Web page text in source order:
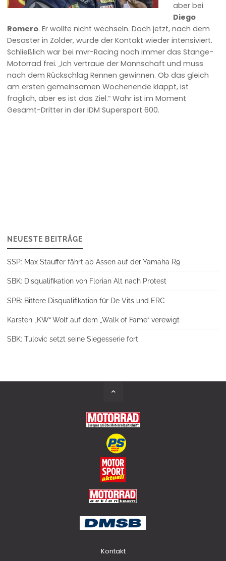
aber bei
Diego
Romero. Er wollte nicht wechseln. Doch jetzt, nach dem
Desaster in Zolder, wurde der Kontakt wieder intensiviert.
Schließlich war bei mvr-Racing noch immer das Stange-
Motorrad frei. „Ich vertraue der Mannschaft und muss
nach dem Rückschlag Rennen gewinnen. Ob das gleich
am ersten gemeinsamen Wochenende klappt, ist
fraglich, aber es ist das Ziel.“ Wahr ist im Moment
Gesamt-Dritter in der IDM Supersport 600.
NEUESTE BEITRÄGE
SSP: Max Stauffer fährt ab Assen auf der Yamaha R9
SBK: Disqualifikation von Florian Alt nach Protest
SPB: Bittere Disqualifikation für De Vits und ERC
Karsten „KW“ Wolf auf dem „Walk of Fame“ verewigt
SBK: Tulovic setzt seine Siegesserie fort
Kontakt
Back